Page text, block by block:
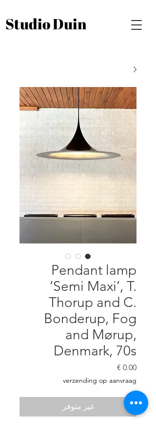
Studio Duin
Pendant lamp
‘Semi Maxi’, T.
Thorup and C.
Bonderup, Fog
and Mørup,
Denmark, 70s
السعر
verzending op aanvraag
غير متوفر